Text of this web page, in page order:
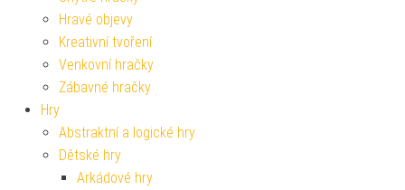
Hravé objevy
Kreativní tvoření
Venkovní hračky
Zábavné hračky
Hry
Abstraktní a logické hry
Dětské hry
Arkádové hry